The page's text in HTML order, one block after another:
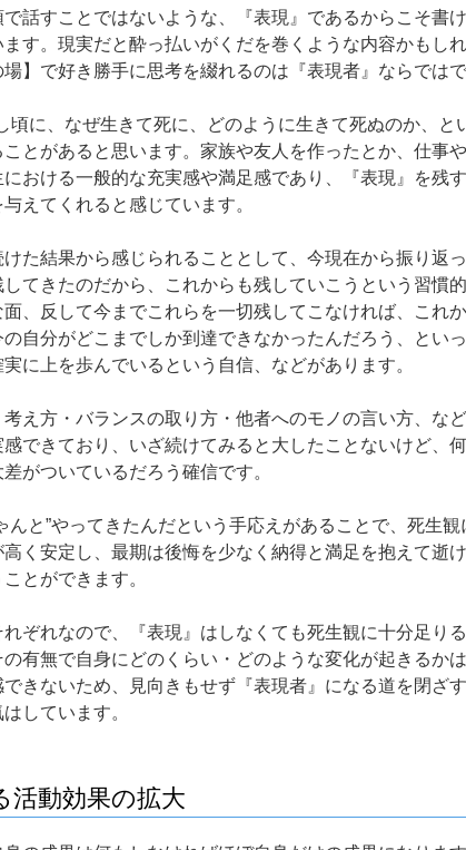
話すことではないような、『表現』であるからこそ書
す。現実だと酔っ払いがくだを巻くような内容かもし
】で好き勝手に思考を綴れるのは『表現者』ならではで
頃に、なぜ生きて死に、どのように生きて死ぬのか、と
とがあると思います。家族や友人を作ったとか、仕事
おける一般的な充実感や満足感であり、『表現』を残
えてくれると感じています。
けた結果から感じられることとして、今現在から振り返
てきたのだから、これからも残していこうという習慣
、反して今までこれらを一切残してこなければ、これ
自分がどこまでしか到達できなかったんだろう、とい
に上を歩んでいるという自信、などがあります。
え方・バランスの取り方・他者へのモノの言い方、な
感できており、いざ続けてみると大したことないけど、
がついているだろう確信です。
んと”やってきたんだという手応えがあることで、死生観
高く安定し、最期は後悔を少なく納得と満足を抱えて
とができます。
ぞれなので、『表現』はしなくても死生観に十分足り
有無で自身にどのくらい・どのような変化が起きるか
きないため、見向きもせず『表現者』になる道を閉ざ
しています。
活動効果の拡大